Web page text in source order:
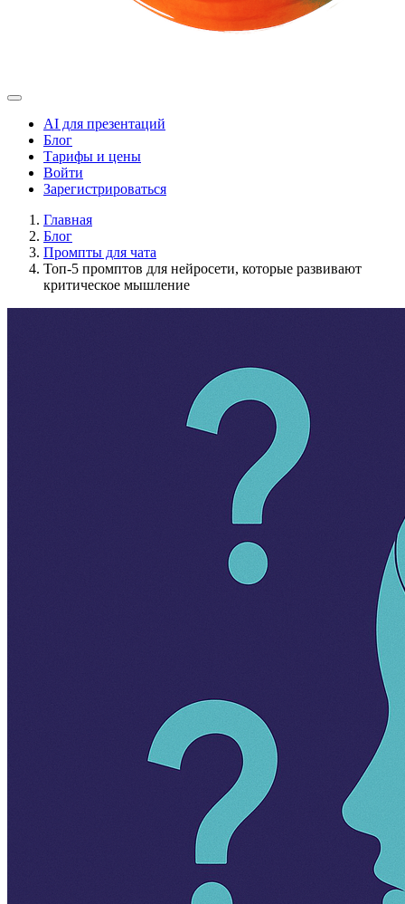
AI для презентаций
Блог
Тарифы и цены
Войти
Зарегистрироваться
Главная
Блог
Промпты для чата
Топ-5 промптов для нейросети, которые развивают
критическое мышление